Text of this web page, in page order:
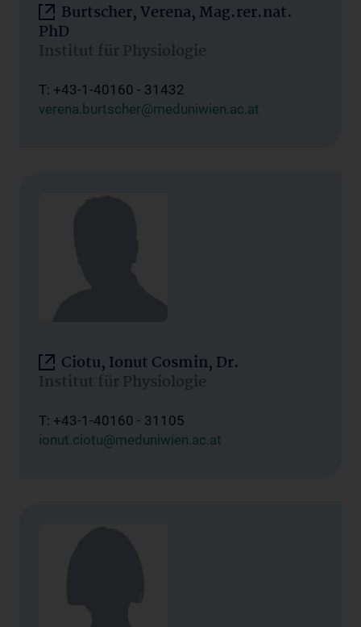
Burtscher, Verena, Mag.rer.nat.
PhD
Institut für Physiologie
T: +43-1-40160 - 31432
verena.burtscher@meduniwien.ac.at
Ciotu, Ionut Cosmin, Dr.
Institut für Physiologie
T: +43-1-40160 - 31105
ionut.ciotu@meduniwien.ac.at